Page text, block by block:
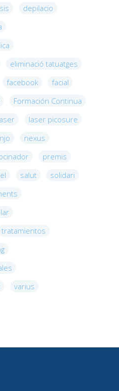
depilacio
eliminació tatuatges
facebook
facial
Formación Continua
laser picosure
nexus
premis
salut
solidari
tratamientos
varius